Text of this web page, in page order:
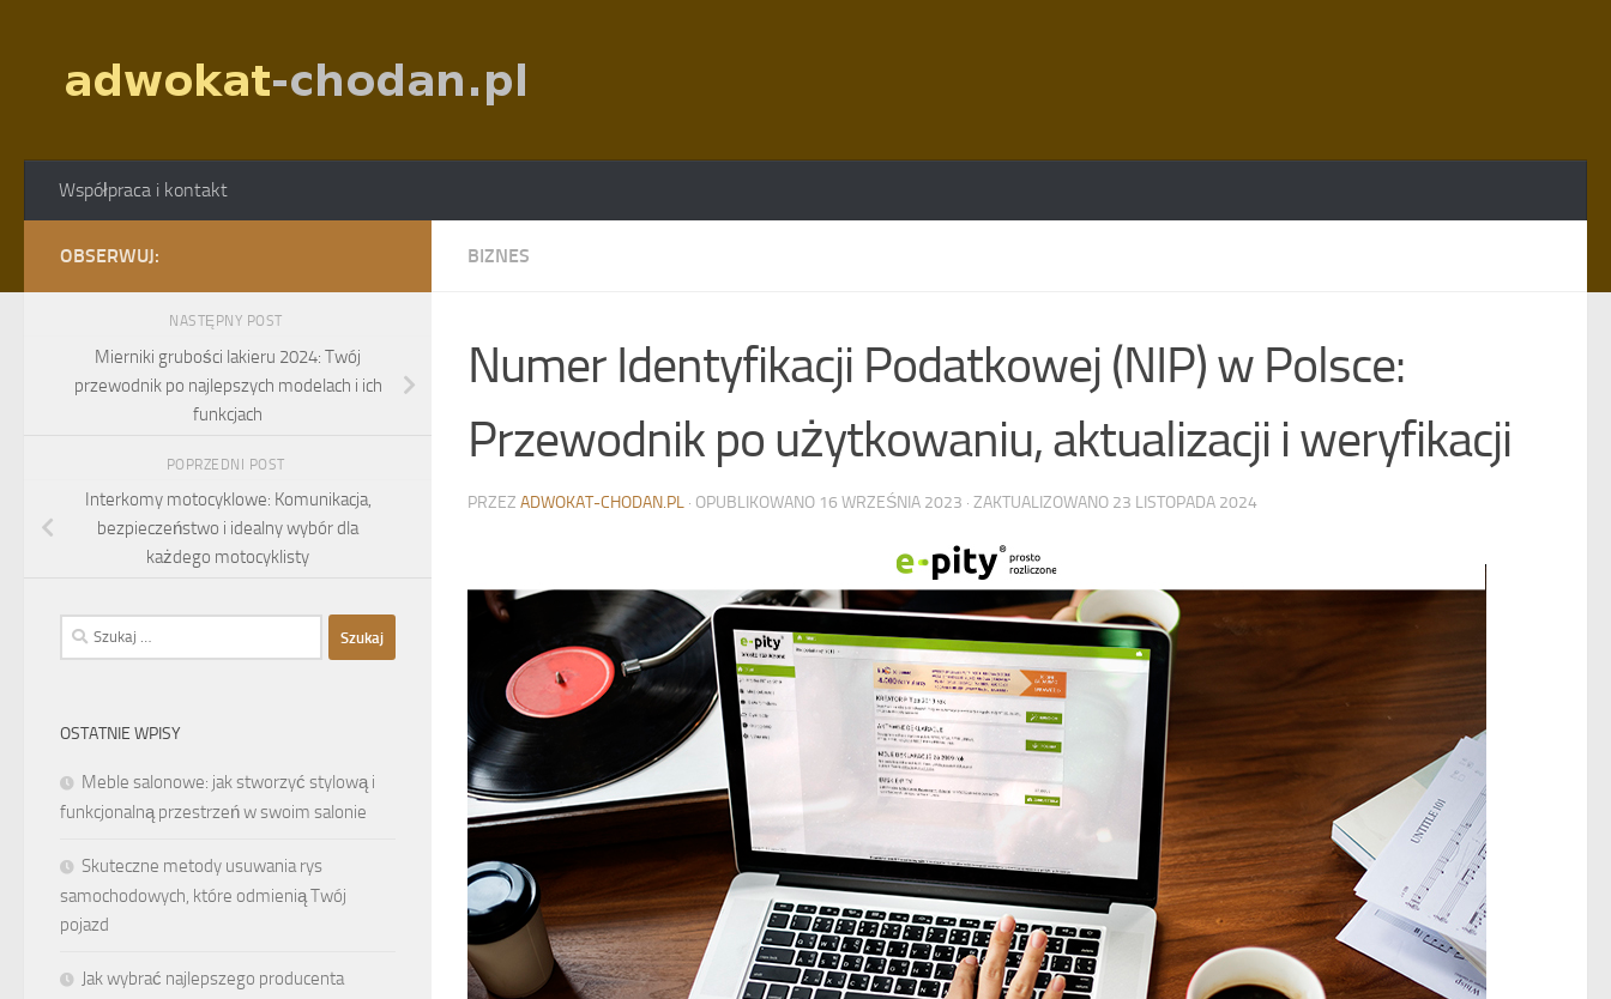
Współpraca i kontakt
BIZNES
Numer Identyfikacji Podatkowej (NIP) w Polsce:
Przewodnik po użytkowaniu, aktualizacji i weryfikacji
PRZEZ ADWOKAT-CHODAN.PL · OPUBLIKOWANO 16 WRZEŚNIA 2023 · ZAKTUALIZOWANO 23 LISTOPADA 2024
OBSERWUJ:
NASTĘPNY POST
Mierniki grubości lakieru 2024: Twój
przewodnik po najlepszych modelach i ich
funkcjach
POPRZEDNI POST
Interkomy motocyklowe: Komunikacja,
bezpieczeństwo i idealny wybór dla
każdego motocyklisty
Szukaj:
OSTATNIE WPISY
Meble salonowe: jak stworzyć stylową i
funkcjonalną przestrzeń w swoim salonie
Skuteczne metody usuwania rys
samochodowych, które odmienią Twój
pojazd
Jak wybrać najlepszego producenta